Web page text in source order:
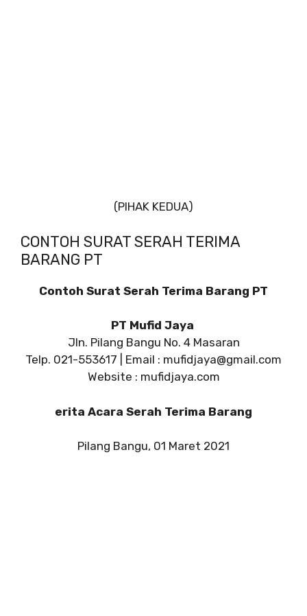
(PIHAK KEDUA)
CONTOH SURAT SERAH TERIMA
BARANG PT
Contoh Surat Serah Terima Barang PT
PT Mufid Jaya
Jln. Pilang Bangu No. 4 Masaran
Telp. 021-553617 | Email : mufidjaya@gmail.com
Website : mufidjaya.com
erita Acara Serah Terima Barang
Pilang Bangu, 01 Maret 2021